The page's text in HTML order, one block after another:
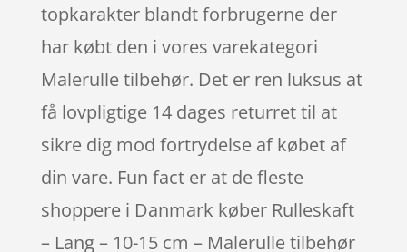
topkarakter blandt forbrugerne der
har købt den i vores varekategori
Malerulle tilbehør. Det er ren luksus at
få lovpligtige 14 dages returret til at
sikre dig mod fortrydelse af købet af
din vare. Fun fact er at de fleste
shoppere i Danmark køber Rulleskaft
– Lang – 10-15 cm – Malerulle tilbehør